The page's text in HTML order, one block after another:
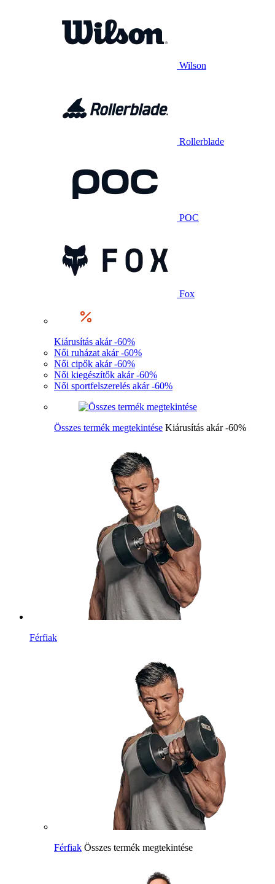
Wilson
Rollerblade
POC
Fox
Kiárusítás akár -60%
Női ruházat akár -60%
Női cipők akár -60%
Női kiegészítők akár -60%
Női sportfelszerelés akár -60%
Összes termék megtekintése Kiárusítás akár -60%
Férfiak
Férfiak Összes termék megtekintése